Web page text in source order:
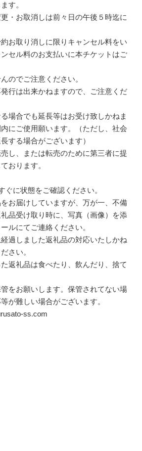
す。
・お取消しは前々日の午後５時迄に
お取り消しに限りキャンセル料をい
セル料のお支払いに本チケットはご
のでご注意ください。
発行は出来かねますので、ご注意くだ
場合でも延長等はお受け致しかねま
にご使用願います。（ただし、社会
する場合がございます）
し、または転売のために第三者に提
おります。
ぐに状態をご確認ください。
お届けしていますが、万が一、不備
品受け取り時に、写真（画像）を添
ルにてご連絡ください。
過しました返礼品の対応いたしかね
さい。
返礼品は食べたり、飲んだり、捨て
をお願いします。保管されてない場
が難しい場合がございます。
ss.com